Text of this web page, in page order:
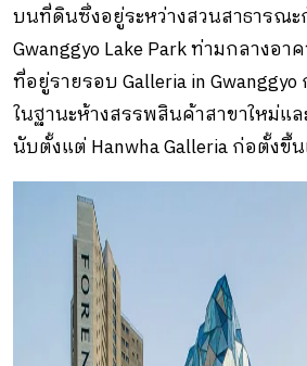
บนที่ดินซึ่งอยู่ระหว่างสวนสาธารณะ
Gwanggyo Lake Park ท่ามกลางอ
ที่อยู่รายรอบ Galleria in
ในฐานะห้างสรรพสินค้าสาขาใหม่แ
นับตั้งแต่ Hanwha Galleria ก่อตั้งขึ้